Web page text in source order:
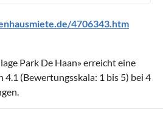
4706343.htm
Park De Haan» erreicht eine
4.1 (Bewertungsskala: 1 bis 5) bei 4